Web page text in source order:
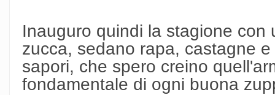
Inauguro quindi la stagione con
zucca, sedano rapa, castagne
sapori, che spero creino
fondamentale di ogni buona